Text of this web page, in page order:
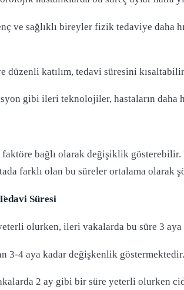
ve sağlıklı bireyler fizik tedaviye daha
düzenli katılım, tedavi süresini
gibi ileri teknolojiler, hastaların daha
bağlı olarak değişiklik
farklı olan bu süreler ortalama olarak
Süresi
olurken, ileri vakalarda bu süre 3
3-4 aya kadar değişkenlik göstermektedir.
2 ay gibi bir süre yeterli olurken